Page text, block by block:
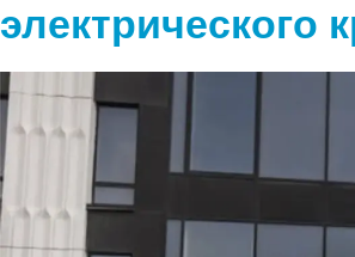
электрического